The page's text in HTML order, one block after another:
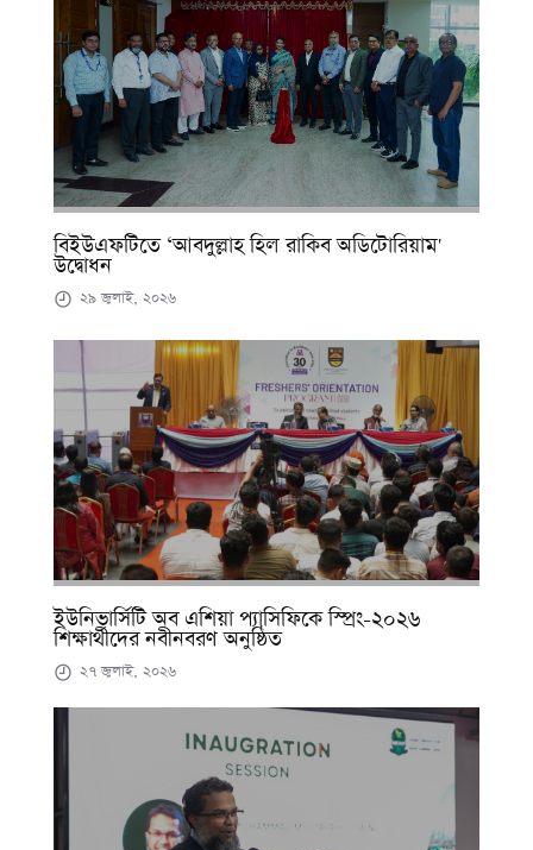
বিইউএফটিতে ‘আবদুল্লাহ হিল রাকিব অডিটোরিয়াম'
উদ্বোধন
২৯ জুলাই, ২০২৬
ইউনিভার্সিটি অব এশিয়া প্যাসিফিকে স্প্রিং-২০২৬
শিক্ষার্থীদের নবীনবরণ অনুষ্ঠিত
২৭ জুলাই, ২০২৬